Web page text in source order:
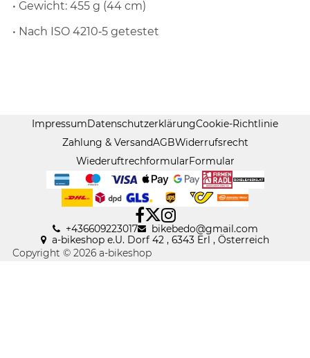
• Gewicht: 455 g (44 cm)
• Nach ISO 4210‑5 getestet
ImpressumDatenschutzerklärungCookie-Richtlinie
Zahlung & VersandAGBWiderrufsrecht
WiederuftrechformularFormular
+436609223017 bikebedo@gmail .com
a-bikeshop e.U. Dorf 42 , 6343 Erl , Österreich
Copyright © 2026 a-bikeshop